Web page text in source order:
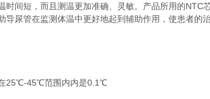
时间短，而且测温更加准确、灵敏。产品所用的
尿管在监测体温中更好地起到辅助作用，使患者的治
25℃-45℃范围内内是0.1℃